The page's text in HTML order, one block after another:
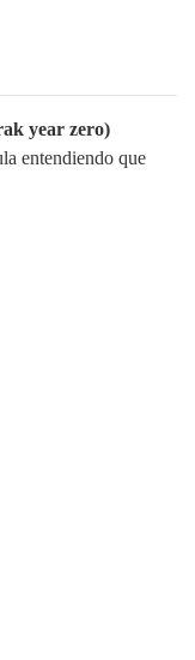
year zero)
entendiendo que